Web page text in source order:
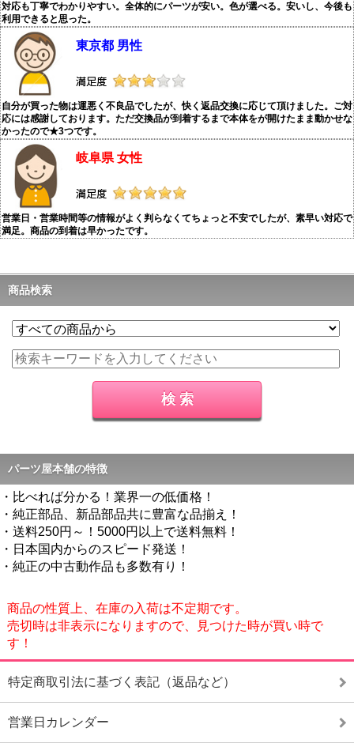
対応も丁寧でわかりやすい。全体的にパーツが安い。色が選べる。安いし、今後も
利用できると思った。
東京都 男性
自分が買った物は運悪く不良品でしたが、快く返品交換に応じて頂けました。ご対
応には感謝しております。ただ交換品が到着するまで本体をが開けたまま動かせな
かったので★3つです。
岐阜県 女性
営業日・営業時間等の情報がよく判らなくてちょっと不安でしたが、素早い対応で
満足。商品の到着は早かったです。
商品検索
パーツ屋本舗の特徴
・比べれば分かる！業界一の低価格！
・純正部品、新品部品共に豊富な品揃え！
・送料250円～！5000円以上で送料無料！
・日本国内からのスピード発送！
・純正の中古動作品も多数有り！
商品の性質上、在庫の入荷は不定期です。
売切時は非表示になりますので、見つけた時が買い時で
す！
特定商取引法に基づく表記（返品など）
営業日カレンダー